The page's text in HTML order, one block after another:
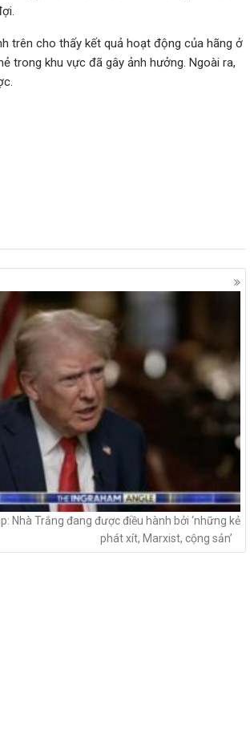
trên cho thấy kết quả hoạt động của hãng ở
trong khu vực đã gây ảnh hưởng. Ngoài ra,
Nhà Trắng đang được điều hành bởi ‘những kẻ
phát xít, Marxist, cộng sản’